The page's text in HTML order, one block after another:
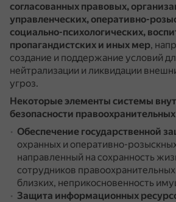
согласованных правовых,
управленческих, оперативно-
социально-психологических,
пропагандистских и иных мер,
создание и поддержание условий
нейтрализации и ликвидации
угроз.
Некоторые элементы системы
безопасности
Обеспечение государственной
охранных и оперативно-
направленный на сохранность
сотрудников
близких, неприкосновенность
Защита информационных